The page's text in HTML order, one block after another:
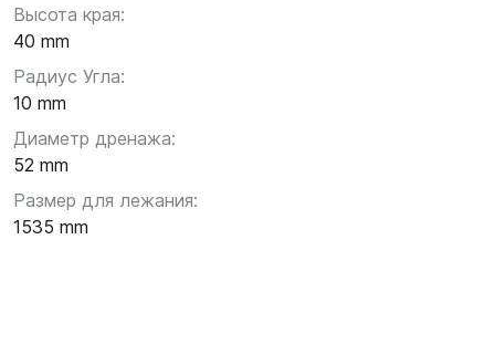
Высота края:
40 mm
Радиус Угла:
10 mm
Диаметр дренажа:
52 mm
Размер для лежания:
1535 mm